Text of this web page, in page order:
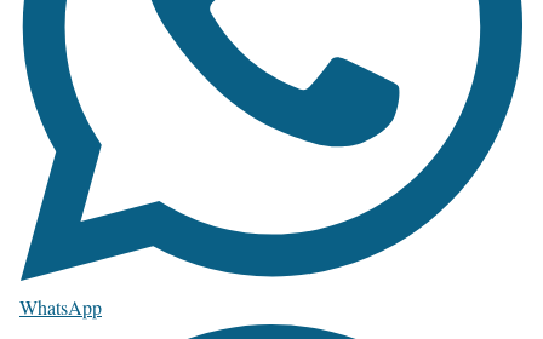
WhatsApp